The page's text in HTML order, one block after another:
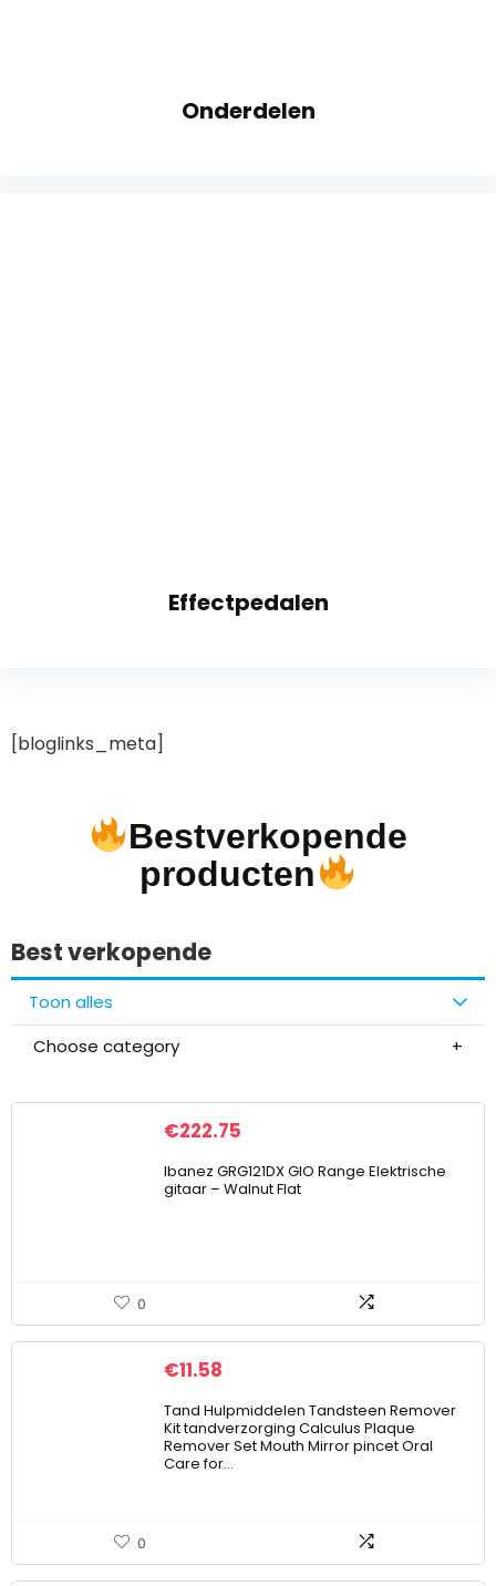
Onderdelen
Effectpedalen
[bloglinks_meta]
Bestverkopende
producten
Best verkopende
Toon alles
Choose category
€222.75
Ibanez GRG121DX GIO Range Elektrische
gitaar – Walnut Flat
0
€11.58
Tand Hulpmiddelen Tandsteen Remover
Kit tandverzorging Calculus Plaque
Remover Set Mouth Mirror pincet Oral
Care for…
0